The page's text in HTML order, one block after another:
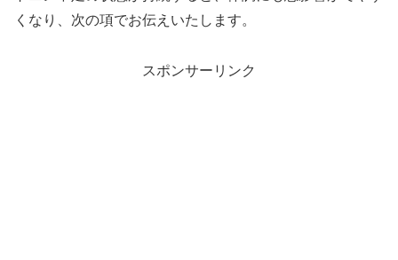
くなり
、次の項でお伝えいたします。
スポンサーリンク